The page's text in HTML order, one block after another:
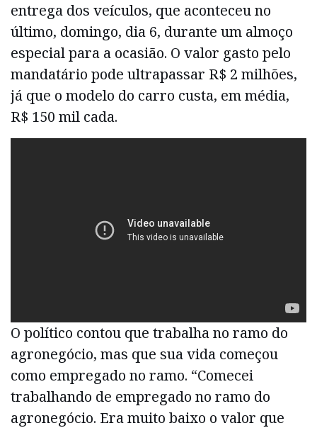
entrega dos veículos, que aconteceu no
último, domingo, dia 6, durante um almoço
especial para a ocasião. O valor gasto pelo
mandatário pode ultrapassar R$ 2 milhões,
já que o modelo do carro custa, em média,
R$ 150 mil cada.
O político contou que trabalha no ramo do
agronegócio, mas que sua vida começou
como empregado no ramo. “Comecei
trabalhando de empregado no ramo do
agronegócio. Era muito baixo o valor que